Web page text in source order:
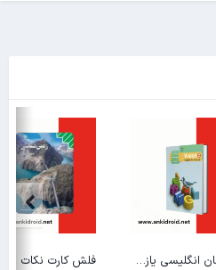
واژگان انگلیسی یازدهم